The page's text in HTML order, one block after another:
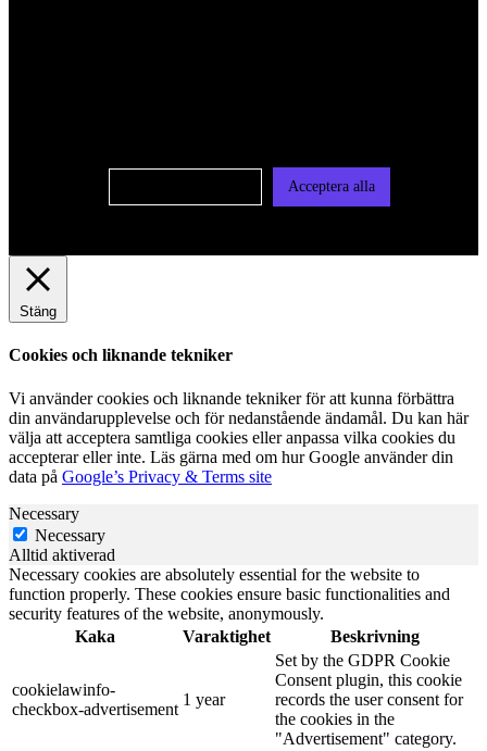
Acceptera alla
Stäng
Cookies och liknande tekniker
Vi använder cookies och liknande tekniker för att kunna förbättra
din användarupplevelse och för nedanstående ändamål. Du kan här
välja att acceptera samtliga cookies eller anpassa vilka cookies du
accepterar eller inte. Läs gärna med om hur Google använder din
data på Google’s Privacy & Terms site
Necessary
Necessary
Alltid aktiverad
Necessary cookies are absolutely essential for the website to
function properly. These cookies ensure basic functionalities and
security features of the website, anonymously.
Kaka
Varaktighet Beskrivning
cookielawinfo-
checkbox-advertisement
1 year
Set by the GDPR Cookie
Consent plugin, this cookie
records the user consent for
the cookies in the
"Advertisement" category.